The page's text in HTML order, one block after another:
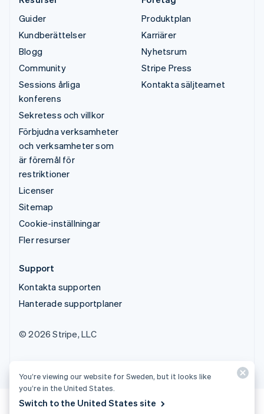
Guider
Kundberättelser
Blogg
Community
Sessions årliga
konferens
Sekretess och villkor
Förbjudna verksamheter
och verksamheter som
är föremål för
restriktioner
Licenser
Sitemap
Cookie-inställningar
Fler resurser
Produktplan
Karriärer
Nyhetsrum
Stripe Press
Kontakta säljteamet
Support
Kontakta supporten
Hanterade supportplaner
© 2026 Stripe, LLC
You’re viewing our website for Sweden, but it looks like
you’re in the United States.
Switch to the United States site